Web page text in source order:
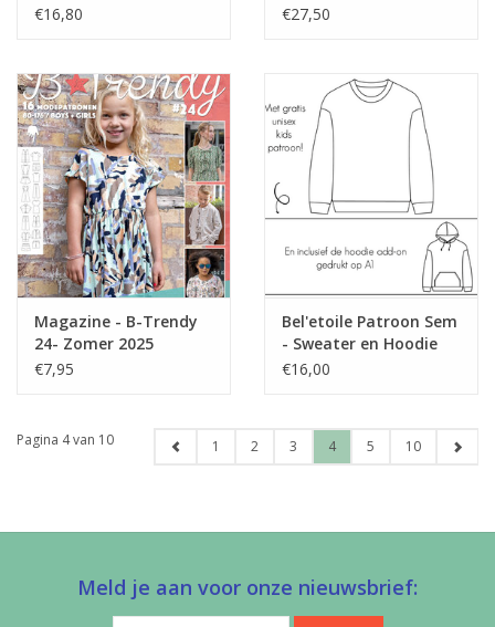
€16,80
€27,50
Magazine - B-Trendy
24- Zomer 2025
€7,95
Bel'etoile Patroon Sem
- Sweater en Hoodie
€16,00
Pagina 4 van 10 1 2 3 4 5 10
Meld je aan voor onze nieuwsbrief: